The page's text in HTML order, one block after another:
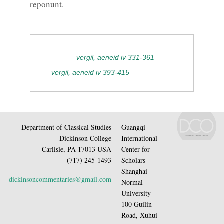
repōnunt.
vergil, aeneid iv 331-361
vergil, aeneid iv 393-415
Department of Classical Studies
Dickinson College
Carlisle, PA 17013 USA
(717) 245-1493
dickinsoncommentaries@gmail.com
Guangqi
International
Center for
Scholars
Shanghai
Normal
University
100 Guilin
Road, Xuhui